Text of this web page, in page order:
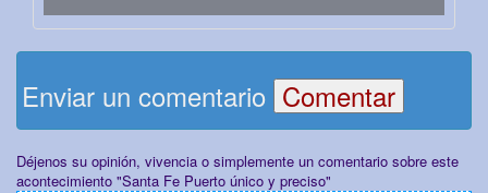
Enviar un comentario
Déjenos su opinión, vivencia o simplemente un comentario sobre este
acontecimiento "Santa Fe Puerto único y preciso"